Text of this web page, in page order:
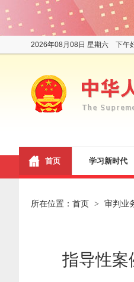
2026年08月08日 星期六 下午
首页 学习新时代
所在位置： 首页 > 审判业
指导性案